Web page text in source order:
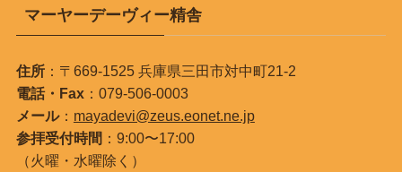
マーヤーデーヴィー精舎
住所：〒669-1525 兵庫県三田市対中町21-2
電話・Fax：079-506-0003
メール： mayadevi@zeus.eonet.ne.jp
参拝受付時間 ：9:00〜17:00
（火曜・水曜除く）